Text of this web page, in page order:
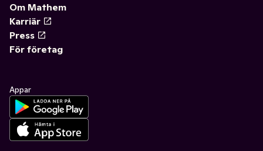
Om Mathem
Karriär
Press
För företag
Appar